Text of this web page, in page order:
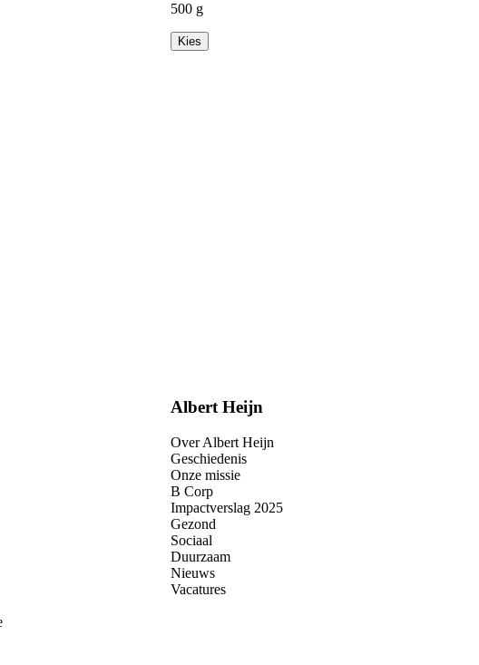
500 g
Kies
Albert Heijn
Over Albert Heijn
Geschiedenis
Onze missie
B Corp
Impactverslag 2025
Gezond
Sociaal
Duurzaam
Nieuws
Vacatures